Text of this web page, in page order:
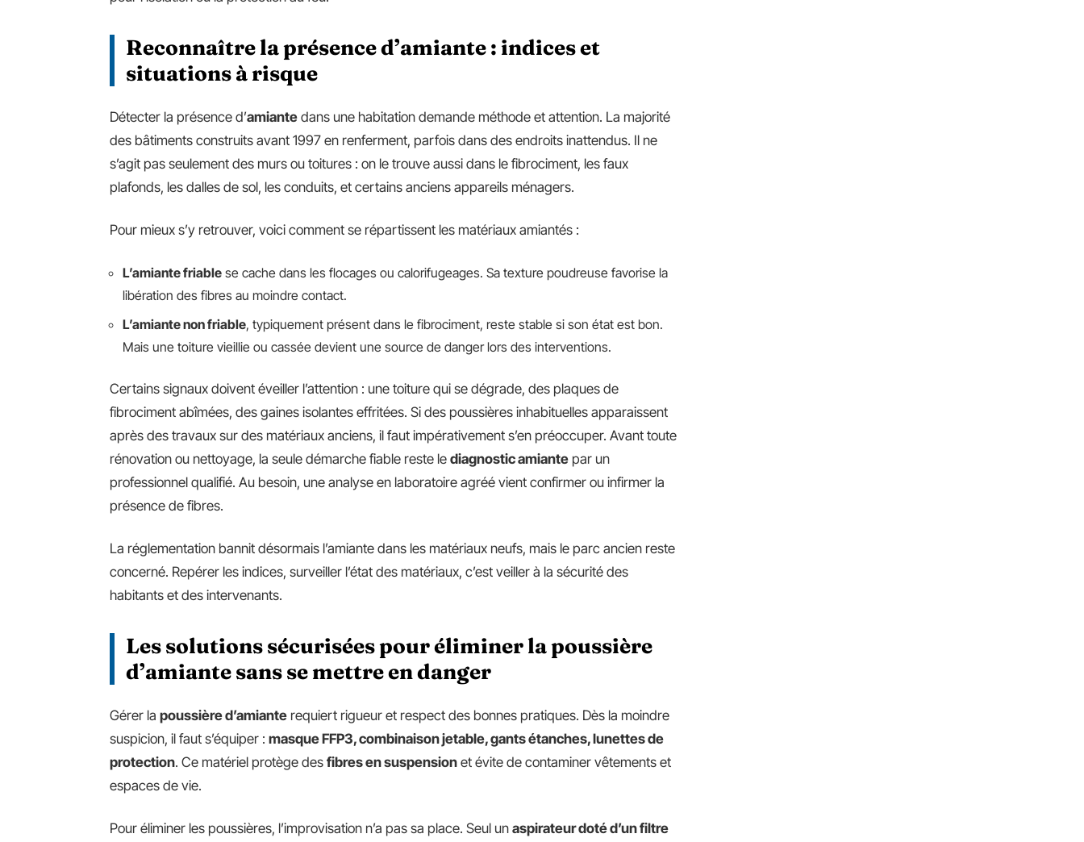
Reconnaître la présence d’amiante : indices et
situations à risque
Détecter la présence d’amiante dans une habitation demande méthode et attention. La majorité
des bâtiments construits avant 1997 en renferment, parfois dans des endroits inattendus. Il ne
s’agit pas seulement des murs ou toitures : on le trouve aussi dans le fibrociment, les faux
plafonds, les dalles de sol, les conduits, et certains anciens appareils ménagers.
Pour mieux s’y retrouver, voici comment se répartissent les matériaux amiantés :
L’amiante friable se cache dans les flocages ou calorifugeages. Sa texture poudreuse favorise la
libération des fibres au moindre contact.
L’amiante non friable, typiquement présent dans le fibrociment, reste stable si son état est bon.
Mais une toiture vieillie ou cassée devient une source de danger lors des interventions.
Certains signaux doivent éveiller l’attention : une toiture qui se dégrade, des plaques de
fibrociment abîmées, des gaines isolantes effritées. Si des poussières inhabituelles apparaissent
après des travaux sur des matériaux anciens, il faut impérativement s’en préoccuper. Avant toute
rénovation ou nettoyage, la seule démarche fiable reste le diagnostic amiante par un
professionnel qualifié. Au besoin, une analyse en laboratoire agréé vient confirmer ou infirmer la
présence de fibres.
La réglementation bannit désormais l’amiante dans les matériaux neufs, mais le parc ancien reste
concerné. Repérer les indices, surveiller l’état des matériaux, c’est veiller à la sécurité des
habitants et des intervenants.
Les solutions sécurisées pour éliminer la poussière
d’amiante sans se mettre en danger
Gérer la poussière d’amiante requiert rigueur et respect des bonnes pratiques. Dès la moindre
suspicion, il faut s’équiper : masque FFP3, combinaison jetable, gants étanches, lunettes de
protection. Ce matériel protège des fibres en suspension et évite de contaminer vêtements et
espaces de vie.
Pour éliminer les poussières, l’improvisation n’a pas sa place. Seul un aspirateur doté d’un filtre